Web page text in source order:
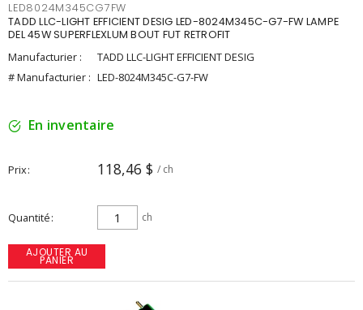
LED8024M345CG7FW
TADD LLC-LIGHT EFFICIENT DESIG LED-8024M345C-G7-FW LAMPE
DEL 45W SUPERFLEXLUM BOUT FUT RETROFIT
Manufacturier :
TADD LLC-LIGHT EFFICIENT DESIG
# Manufacturier : LED-8024M345C-G7-FW
En inventaire
Prix 118,46 $ / ch
Quantité ch
AJOUTER AU
PANIER